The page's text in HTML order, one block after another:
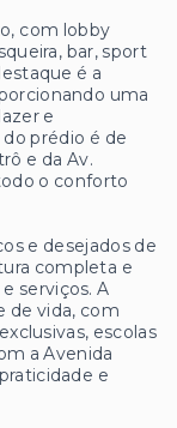
com lobby
bar, sport
é a
uma
e
prédio é de
e da Av.
o conforto
e desejados de
completa e
serviços. A
de vida, com
escolas
a Avenida
e